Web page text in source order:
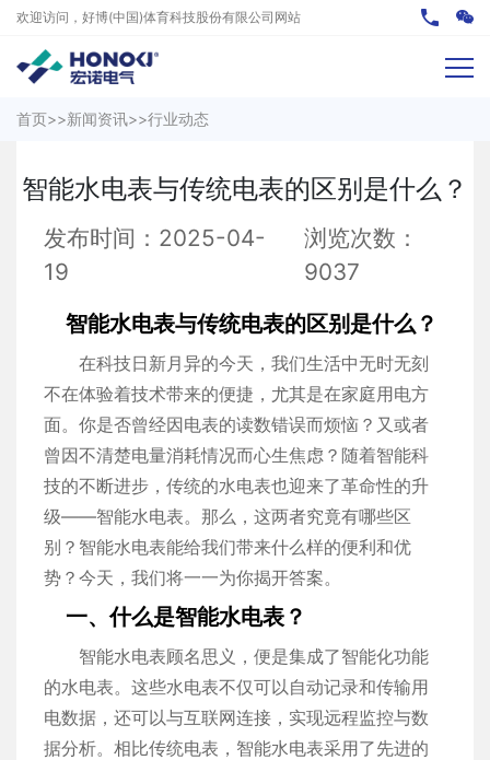
欢迎访问，好博(中国)体育科技股份有限公司网站
首页>>新闻资讯>>行业动态
智能水电表与传统电表的区别是什么？
发布时间：2025-04-
19
浏览次数：
9037
智能水电表与传统电表的区别是什么？
在科技日新月异的今天，我们生活中无时无刻
不在体验着技术带来的便捷，尤其是在家庭用电方
面。你是否曾经因电表的读数错误而烦恼？又或者
曾因不清楚电量消耗情况而心生焦虑？随着智能科
技的不断进步，传统的水电表也迎来了革命性的升
级——智能水电表。那么，这两者究竟有哪些区
别？智能水电表能给我们带来什么样的便利和优
势？今天，我们将一一为你揭开答案。
一、什么是智能水电表？
智能水电表顾名思义，便是集成了智能化功能
的水电表。这些水电表不仅可以自动记录和传输用
电数据，还可以与互联网连接，实现远程监控与数
据分析。相比传统电表，智能水电表采用了先进的